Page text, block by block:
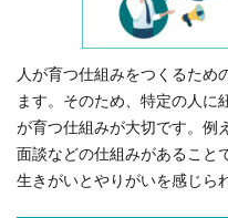
人が育つ仕組みをつくるため
ます。そのため、特定の人に
が育つ仕組みが大切です。例
面談などの仕組みがあること
生きがいとやりがいを感じら